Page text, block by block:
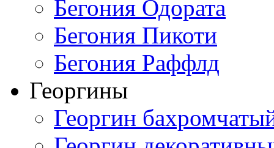
Бегония Одората
Бегония Пикоти
Бегония Раффлд
Георгины
Георгин